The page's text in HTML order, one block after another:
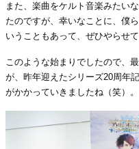
また、楽曲をケルト音楽みたい
たのですが、幸いなことに、僕
いうこともあって、ぜひやらせ
このような始まりでしたので、
が、昨年迎えたシリーズ20周年
がかかっていきましたね（笑）。